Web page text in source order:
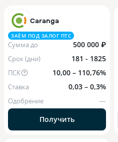
Caranga
ЗАЁМ ПОД ЗАЛОГ ПТС
Сумма до 500 000 ₽
Срок (дни) 181 - 1825
ПСК 10,00 – 110,76%
Ставка 0,03 – 0,3%
Одобрение
—
Получить